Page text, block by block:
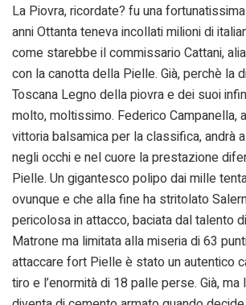
La Piovra, ricordate? fu una
anni Ottanta teneva incollati milioni di
come starebbe il commissario Cattani,
con la canotta della Pielle. Già, perchè la
Toscana Legno della piovra e dei suoi
molto, moltissimo. Federico Campanella,
vittoria balsamica per la classifica, andrà
negli occhi e nel cuore la prestazione
Pielle. Un gigantesco polipo dai mille
ovunque e che alla fine ha stritolato
pericolosa in attacco, baciata dal talento
Matrone ma limitata alla miseria di 63
attaccare fort Pielle è stato un autentico
tiro e l’enormità di 18 palle perse. Già, ma